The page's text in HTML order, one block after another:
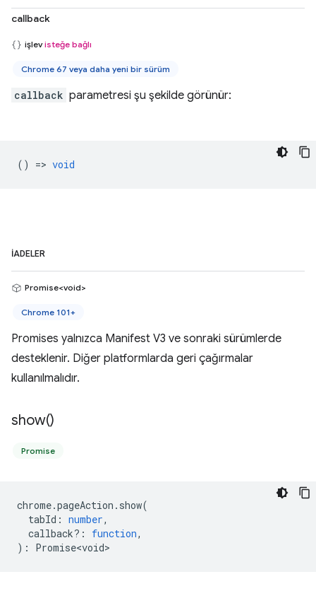
callback
işlevisteğe bağlı
Chrome 67 veya daha yeni bir sürüm
callback parametresi şu şekilde görünür:
() => void
İADELER
Promise<void>
Chrome 101+
Promises yalnızca Manifest V3 ve sonraki sürümlerde
desteklenir. Diğer platformlarda geri çağırmalar
kullanılmalıdır.
show()
Promise
chrome.pageAction . show(
tabId : number,
callback? : function,
) : Promise<void>